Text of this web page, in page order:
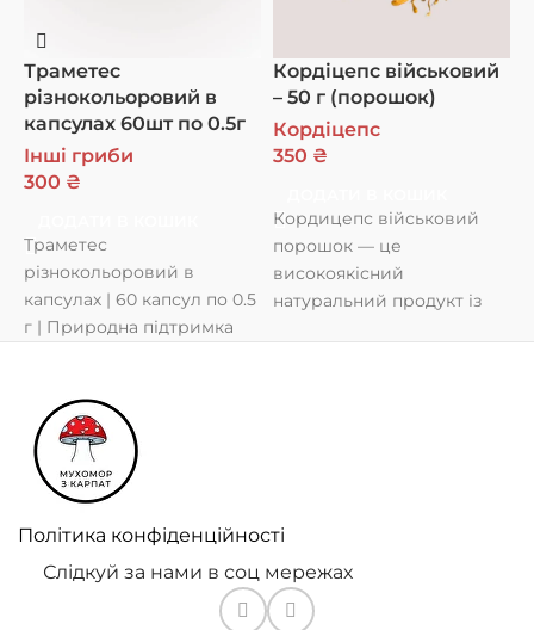
Траметес
різнокольоровий в
капсулах 60шт по 0.5г
Інші гриби
300 ₴
Траметес
різнокольоровий в
капсулах | 60 капсул по 0.5
г | Природна підтримка
різнокольоровий
Кордіцепс військовий
– 50 г (порошок)
Кордіцепс
350 ₴
Кордицепс військовий
порошок — це
високоякісний
натуральний продукт із
Політика конфіденційності
Слідкуй за нами в соц мережах